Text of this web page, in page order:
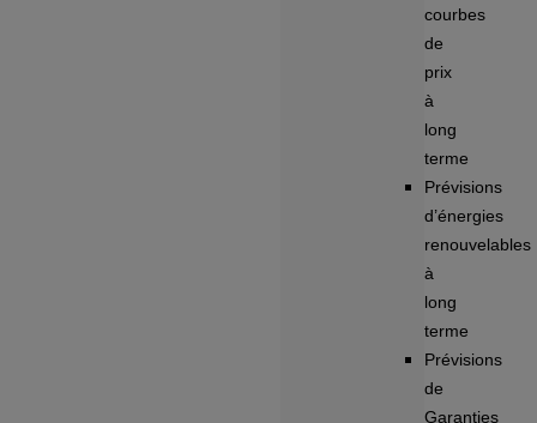
courbes
de
prix
à
long
terme
Prévisions
d’énergies
renouvelables
à
long
terme
Prévisions
de
Garanties